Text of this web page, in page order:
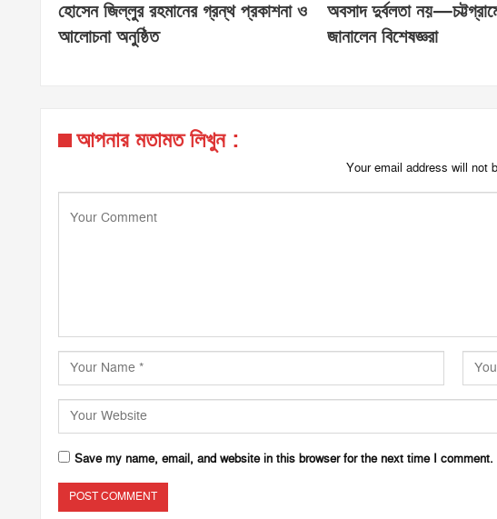
হোসেন জিল্লুর রহমানের গ্রন্থ প্রকাশনা ও
আলোচনা অনুষ্ঠিত
অবসাদ দুর্বলতা
জানালেন বিশেষজ্ঞরা
আপনার মতামত লিখুন :
Your email address will not
Save my name, email, and website in this browser for the next time I comment.